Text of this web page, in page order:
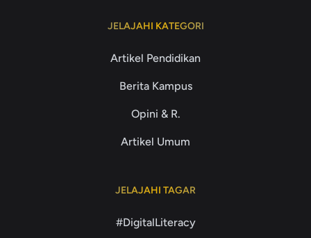
JELAJAHI KATEGORI
Artikel Pendidikan
Berita Kampus
Opini & R.
Artikel Umum
JELAJAHI TAGAR
#DigitalLiteracy